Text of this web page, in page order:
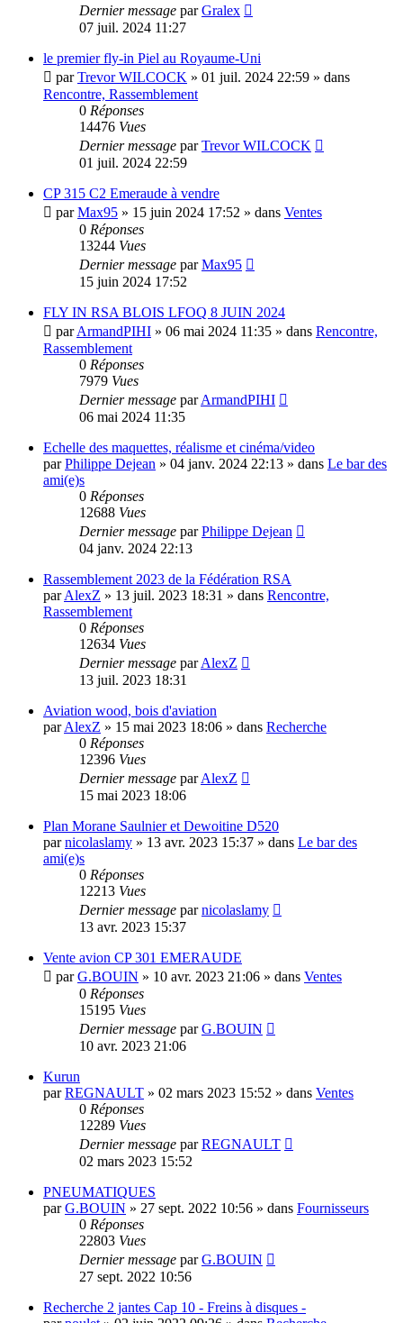
Dernier message parGralex
07 juil. 2024 11:27
le premier fly-in Piel au Royaume-Uni
parTrevor WILCOCK » 01 juil. 2024 22:59 » dans
Rencontre, Rassemblement
0 Réponses
14476 Vues
Dernier message parTrevor WILCOCK
01 juil. 2024 22:59
CP 315 C2 Emeraude à vendre
parMax95 » 15 juin 2024 17:52 » dans Ventes
0 Réponses
13244 Vues
Dernier message parMax95
15 juin 2024 17:52
FLY IN RSA BLOIS LFOQ 8 JUIN 2024
parArmandPIHI » 06 mai 2024 11:35 » dans Rencontre,
Rassemblement
0 Réponses
7979 Vues
Dernier message parArmandPIHI
06 mai 2024 11:35
Echelle des maquettes, réalisme et cinéma/video
parPhilippe Dejean » 04 janv. 2024 22:13 » dans Le bar des
ami(e)s
0 Réponses
12688 Vues
Dernier message parPhilippe Dejean
04 janv. 2024 22:13
Rassemblement 2023 de la Fédération RSA
parAlexZ » 13 juil. 2023 18:31 » dans Rencontre,
Rassemblement
0 Réponses
12634 Vues
Dernier message parAlexZ
13 juil. 2023 18:31
Aviation wood, bois d'aviation
parAlexZ » 15 mai 2023 18:06 » dans Recherche
0 Réponses
12396 Vues
Dernier message parAlexZ
15 mai 2023 18:06
Plan Morane Saulnier et Dewoitine D520
parnicolaslamy » 13 avr. 2023 15:37 » dans Le bar des
ami(e)s
0 Réponses
12213 Vues
Dernier message parnicolaslamy
13 avr. 2023 15:37
Vente avion CP 301 EMERAUDE
parG.BOUIN » 10 avr. 2023 21:06 » dans Ventes
0 Réponses
15195 Vues
Dernier message parG.BOUIN
10 avr. 2023 21:06
Kurun
parREGNAULT » 02 mars 2023 15:52 » dans Ventes
0 Réponses
12289 Vues
Dernier message parREGNAULT
02 mars 2023 15:52
PNEUMATIQUES
parG.BOUIN » 27 sept. 2022 10:56 » dans Fournisseurs
0 Réponses
22803 Vues
Dernier message parG.BOUIN
27 sept. 2022 10:56
Recherche 2 jantes Cap 10 - Freins à disques -